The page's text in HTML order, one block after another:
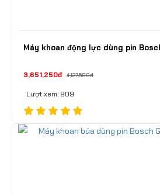
Máy khoan động lực dùng pin
3,651,250đ 4,127,500đ
Lượt xem: 909